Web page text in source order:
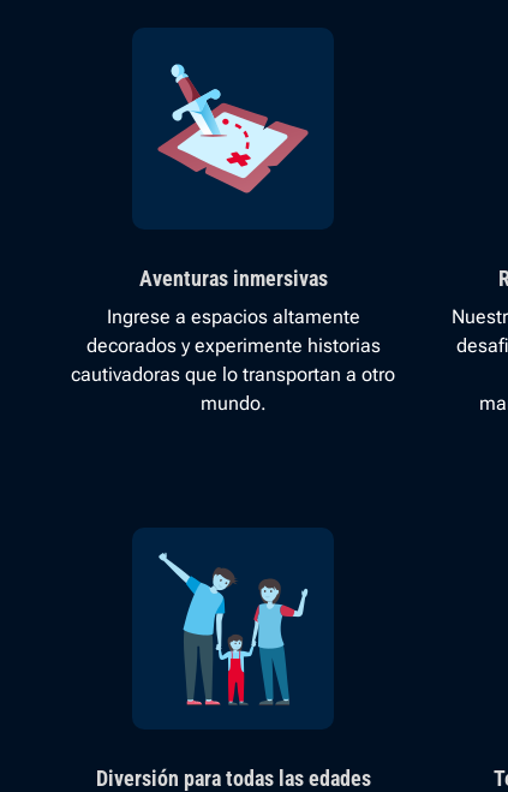
Aventuras inmersivas
Ingrese a espacios altamente
decorados y experimente historias
cautivadoras que lo transportan a otro
mundo.
Diversión para todas las edades